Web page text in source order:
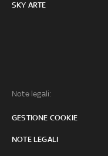
SKY ARTE
Note legali:
GESTIONE COOKIE
NOTE LEGALI